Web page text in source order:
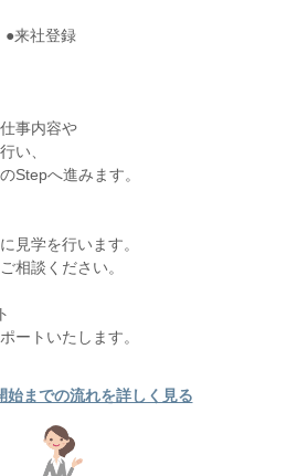
来社登録
事内容や
い、
Stepへ進みます。
見学を行います。
相談ください。
ートいたします。
始までの流れを詳しく見る